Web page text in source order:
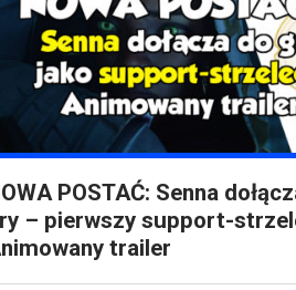
POSTAĆ: Senna
– pierwszy support-
trailer